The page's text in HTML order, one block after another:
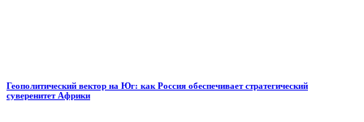
Геополитический вектор на Юг: как Россия обеспечивает стратегический
суверенитет Африки